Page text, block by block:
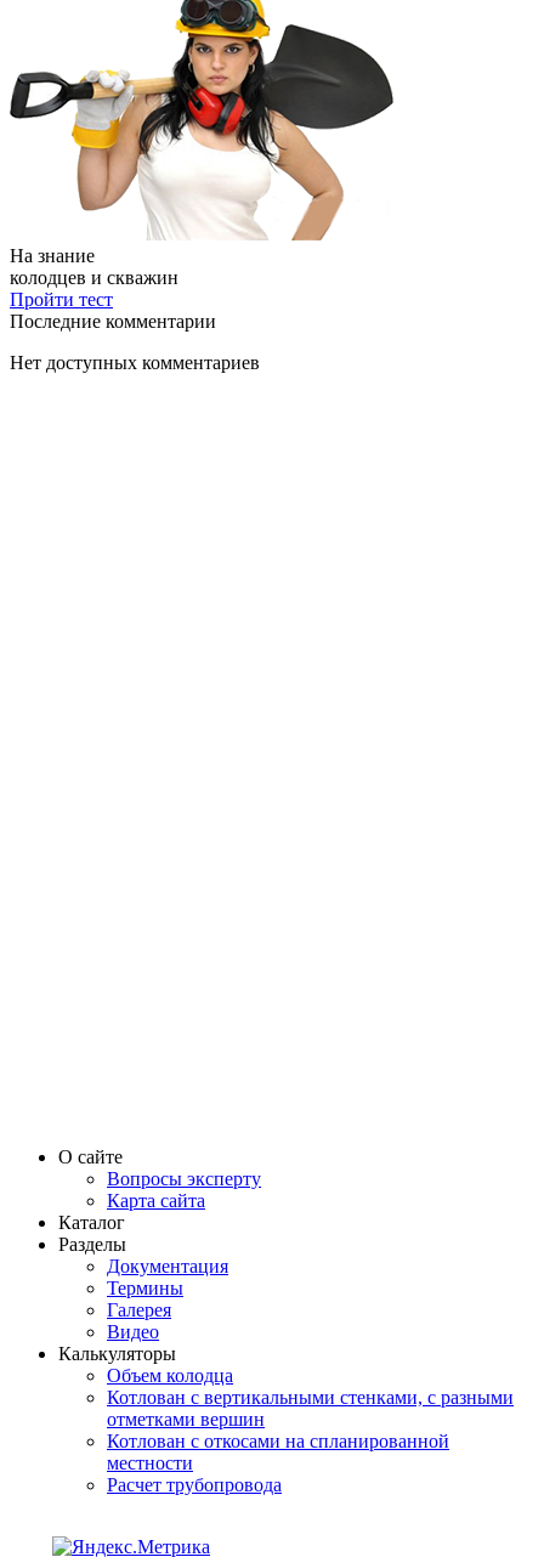
На знание
колодцев и скважин
Пройти тест
Последние комментарии
Нет доступных комментариев
О сайте
Вопросы эксперту
Карта сайта
Каталог
Разделы
Документация
Термины
Галерея
Видео
Калькуляторы
Объем колодца
Котлован с вертикальными стенками, с разными
отметками вершин
Котлован с откосами на спланированной
местности
Расчет трубопровода